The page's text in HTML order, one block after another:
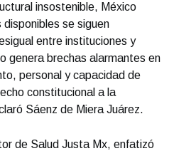
insostenible, México
se siguen
entre instituciones y
genera brechas alarmantes en
personal y capacidad de
constitucional a la
Sáenz de Miera Juárez.
de Salud Justa Mx, enfatizó